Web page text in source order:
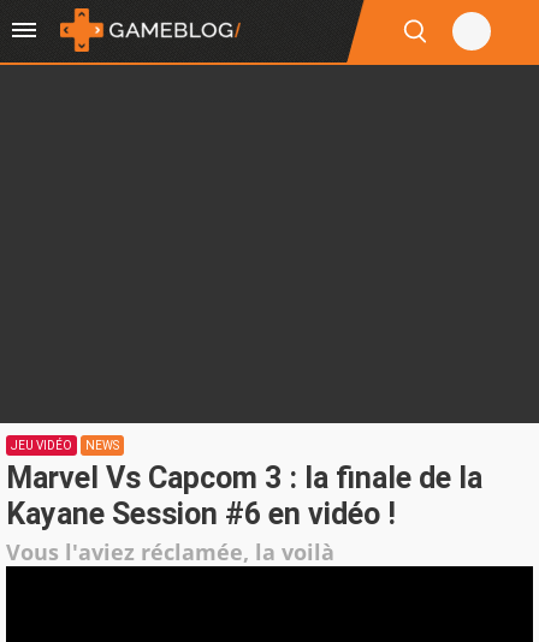
JEU VIDÉO NEWS
Marvel Vs Capcom 3 : la finale de la
Kayane Session #6 en vidéo !
Vous l'aviez réclamée, la voilà